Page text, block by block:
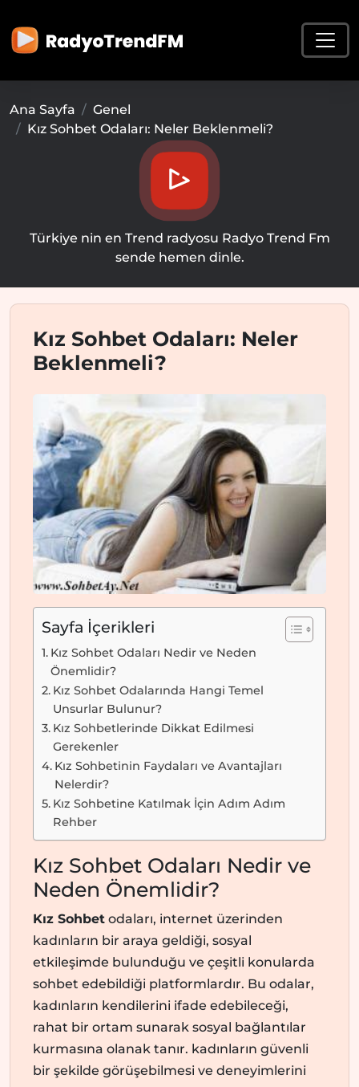
Ana Sayfa
Genel
Kız Sohbet Odaları: Neler Beklenmeli?
Türkiye nin en Trend radyosu Radyo Trend Fm
sende hemen dinle.
Kız Sohbet Odaları: Neler
Beklenmeli?
Sayfa İçerikleri
Kız Sohbet Odaları Nedir ve Neden
Önemlidir?
Kız Sohbet Odalarında Hangi Temel
Unsurlar Bulunur?
Kız Sohbetlerinde Dikkat Edilmesi
Gerekenler
Kız Sohbetinin Faydaları ve Avantajları
Nelerdir?
Kız Sohbetine Katılmak İçin Adım Adım
Rehber
Kız Sohbet Odaları Nedir ve
Neden Önemlidir?
Kız Sohbet odaları, internet üzerinden
kadınların bir araya geldiği, sosyal
etkileşimde bulunduğu ve çeşitli konularda
sohbet edebildiği platformlardır. Bu odalar,
kadınların kendilerini ifade edebileceği,
rahat bir ortam sunarak sosyal bağlantılar
kurmasına olanak tanır. kadınların güvenli
bir şekilde görüşebilmesi ve deneyimlerini